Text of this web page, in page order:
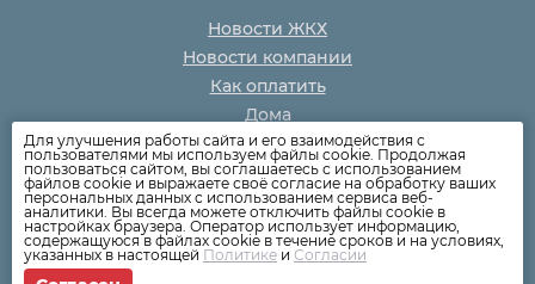
Новости ЖКХ
Новости компании
Как оплатить
Дома
Раскрытие информации
Вопросы
Для улучшения работы сайта и его взаимодействия с
пользователями мы используем файлы cookie. Продолжая
пользоваться сайтом, вы соглашаетесь с использованием
файлов cookie и выражаете своё согласие на обработку ваших
персональных данных с использованием сервиса веб-
аналитики. Вы всегда можете отключить файлы cookie в
настройках браузера. Оператор использует информацию,
содержащуюся в файлах cookie в течение сроков и на условиях,
указанных в настоящей Политике и Согласии